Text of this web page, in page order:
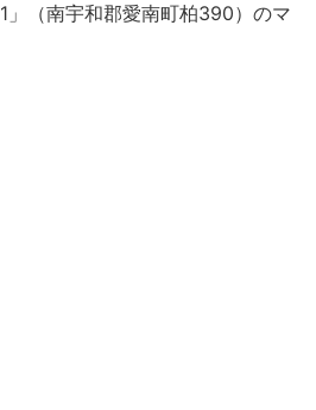
」（南宇和郡愛南町柏390）のマ